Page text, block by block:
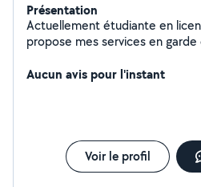
Présentation
Actuellement étudiante en
propose mes services en
Aucun avis pour l'instant
Voir le profil